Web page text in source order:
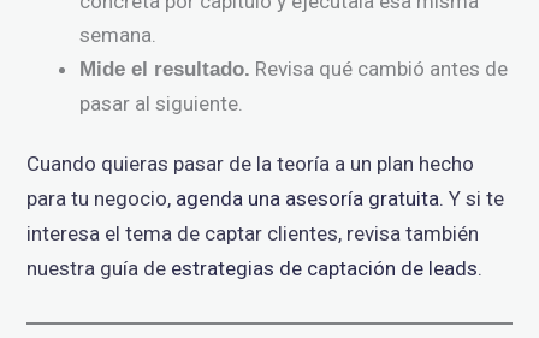
semana.
Mide el resultado. Revisa qué cambió antes de
pasar al siguiente.
Cuando quieras pasar de la teoría a un plan hecho
para tu negocio, agenda una asesoría gratuita. Y si te
interesa el tema de captar clientes, revisa también
nuestra guía de estrategias de captación de leads.